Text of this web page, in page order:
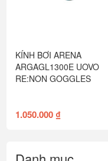
KÍNH BƠI ARENA
ARGAGL1300E UOVO
RE:NON GOGGLES
1.050.000 ₫